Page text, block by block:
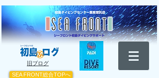
​旧ブログ
SEA FRONT総合TOPへ